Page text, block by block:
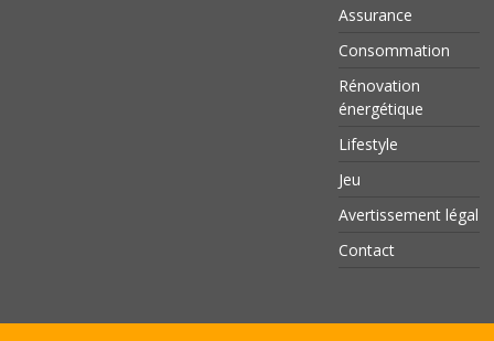
Assurance
Consommation
Rénovation
énergétique
Lifestyle
Jeu
Avertissement légal
Contact